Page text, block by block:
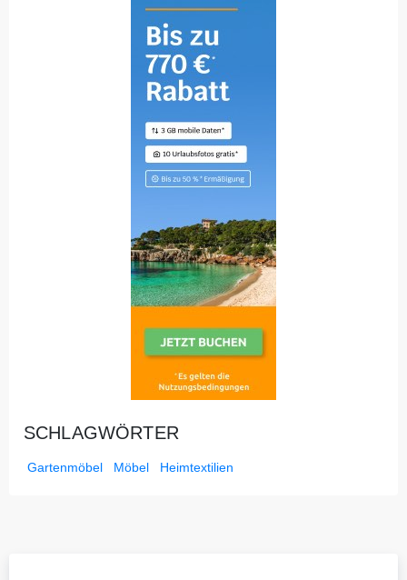
SCHLAGWÖRTER
Gartenmöbel Möbel Heimtextilien